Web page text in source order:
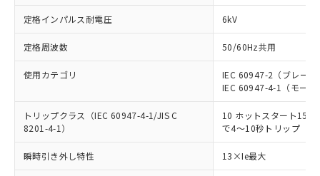
定格インパルス耐電圧 6kV
定格周波数 50/60Hz共用
使用カテゴリ
IEC 60947-2（ブレー
IEC 60947-4-1（モー
トリップクラス（IEC 60947-4-1/JIS C
8201-4-1）
10 ホットスタート
で4～10秒トリップ
瞬時引き外し特性 13×Ie最大
※1 対応状況